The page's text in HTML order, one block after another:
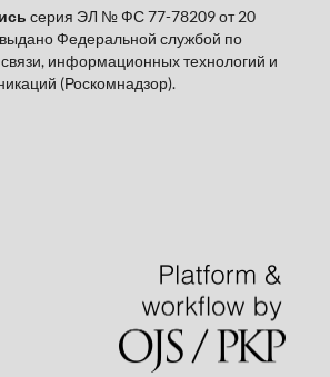
серия ЭЛ № ФС 77-78209 от 20
Федеральной службой по
информационных технологий и
(Роскомнадзор).